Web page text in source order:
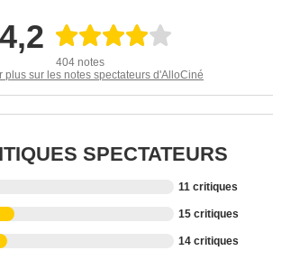
4,2
404 notes
plus sur les notes spectateurs d'AlloCiné
SPECTATEURS
11 critiques
15 critiques
14 critiques